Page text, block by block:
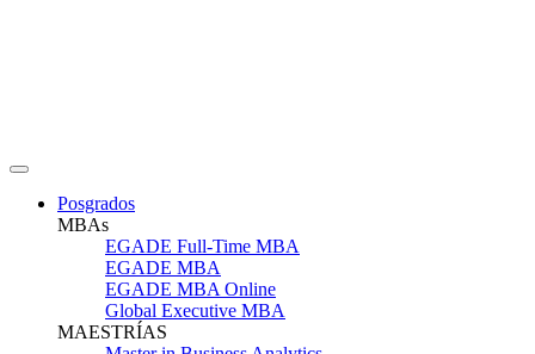
Posgrados
MBAs
EGADE Full-Time MBA
EGADE MBA
EGADE MBA Online
Global Executive MBA
MAESTRÍAS